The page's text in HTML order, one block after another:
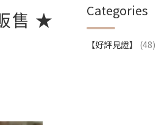
售 ★
Categories
【好評見證】 (48)